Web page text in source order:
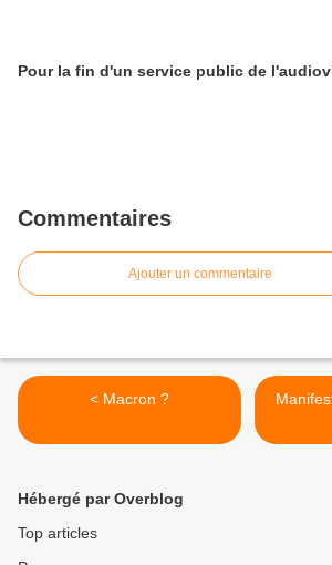
Pour la fin d'un service public de
Commentaires
Ajouter un commentaire
< Macron ?
Hébergé par Overblog
Top articles